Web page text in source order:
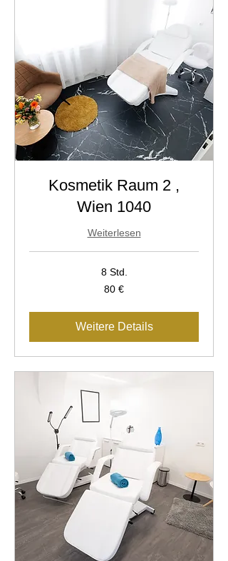
Kosmetik Raum 2 ,
Wien 1040
Weiterlesen
8 Std.
80 €
Weitere Details